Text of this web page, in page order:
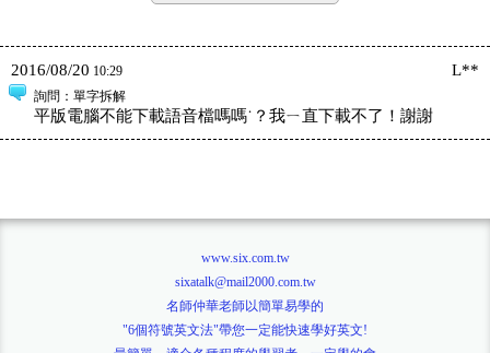
2016/08/20 10:29 L**
詢問 ：單字拆解
平版電腦不能下載語音檔嗎嗎˙？我ㄧ直下載不了！謝謝
www.six.com.tw
sixatalk@mail2000.com.tw
名師仲華老師以簡單易學的
"6個符號英文法"帶您一定能快速學好英文!